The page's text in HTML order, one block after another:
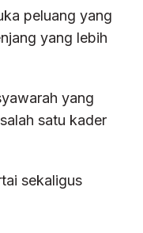
peluang yang
yang lebih
yang
satu kader
sekaligus